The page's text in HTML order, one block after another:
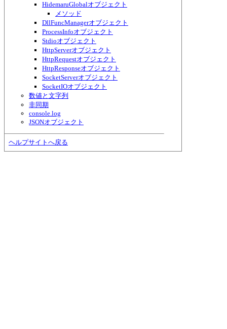
HidemaruGlobalオブジェクト
メソッド
DllFuncManagerオブジェクト
ProcessInfoオブジェクト
Stdioオブジェクト
HttpServerオブジェクト
HttpRequestオブジェクト
HttpResponseオブジェクト
SocketServerオブジェクト
SocketIOオブジェクト
数値と文字列
非同期
console.log
JSONオブジェクト
ヘルプサイトへ戻る